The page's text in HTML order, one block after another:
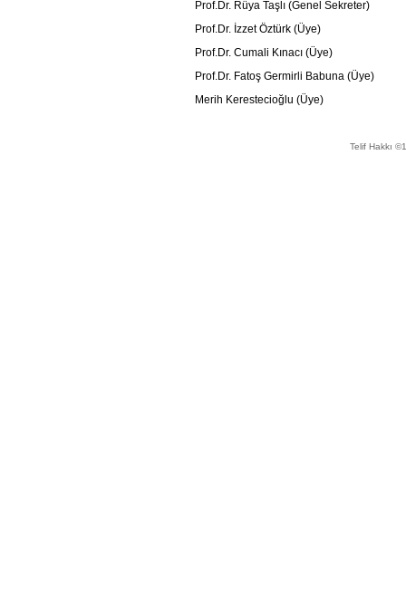
Prof.Dr. Rüya Taşlı (Genel Sekreter)
Prof.Dr. İzzet Öztürk (Üye)
Prof.Dr. Cumali Kınacı (Üye)
Prof.Dr. Fatoş Germirli Babuna (Üye)
Merih Kerestecioğlu (Üye)
Telif Hakkı